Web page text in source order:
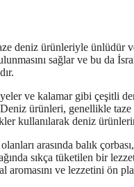
deniz ürünleriyle ünlüdür
sağlar ve bu da
ve kalamar gibi çeşitli
ürünleri, genellikle
kullanılarak deniz
arasında balık
sıkça tüketilen bir
ve lezzetini ön